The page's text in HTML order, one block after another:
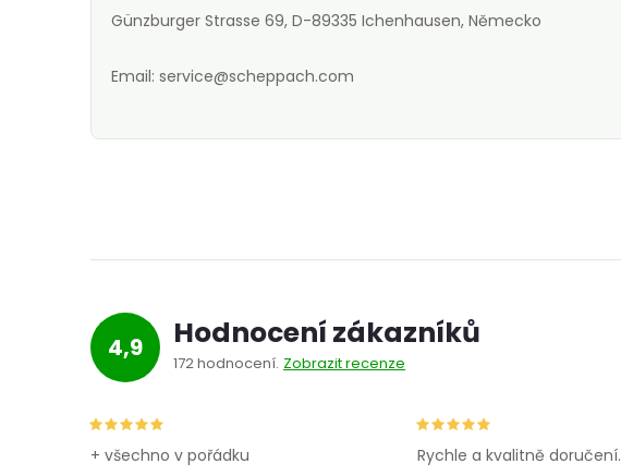
Günzburger Strasse 69, D-89335 Ichenhausen, Německo
Email: service@scheppach.com
4,9 Hodnocení zákazníků
172 hodnocení Zobrazit recenze
+ všechno v pořádku Rychle a kvalitně doručení.